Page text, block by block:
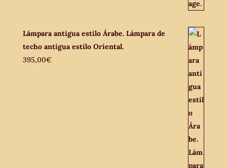
Lámpara antigua estilo Árabe. Lámpara de
techo antigua estilo Oriental.
395,00€